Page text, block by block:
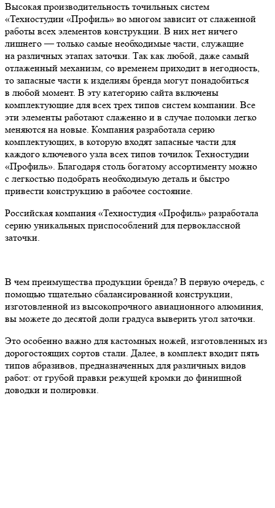
Высокая производительность точильных систем
«Техностудии «Профиль» во многом зависит от слаженной
работы всех элементов конструкции. В них нет ничего
лишнего — только самые необходимые части, служащие
на различных этапах заточки. Так как любой, даже самый
отлаженный механизм, со временем приходит в негодность,
то запасные части к изделиям бренда могут понадобиться
в любой момент. В эту категорию сайта включены
комплектующие для всех трех типов систем компании. Все
эти элементы работают слаженно и в случае поломки легко
меняются на новые. Компания разработала серию
комплектующих, в которую входят запасные части для
каждого ключевого узла всех типов точилок Техностудии
«Профиль». Благодаря столь богатому ассортименту можно
с легкостью подобрать необходимую деталь и быстро
привести конструкцию в рабочее состояние.
Российская компания «Техностудия «Профиль» разработала
серию уникальных приспособлений для первоклассной
заточки.
В чем преимущества продукции бренда? В первую очередь, с
помощью тщательно сбалансированной конструкции,
изготовленной из высокопрочного авиационного алюминия,
вы можете до десятой доли градуса выверить угол заточки.
Это особенно важно для кастомных ножей, изготовленных из
дорогостоящих сортов стали. Далее, в комплект входит пять
типов абразивов, предназначенных для различных видов
работ: от грубой правки режущей кромки до финишной
доводки и полировки.